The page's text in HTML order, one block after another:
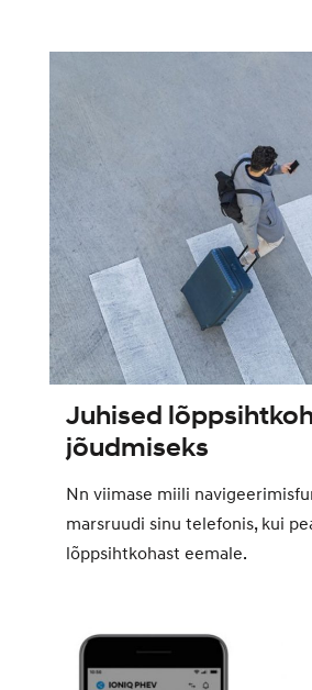
Juhised
jõudmiseks
Nn viimase miili
marsruudi sinu telefonis, kui
lõppsihtkohast eemale.